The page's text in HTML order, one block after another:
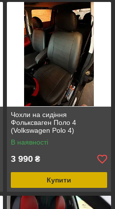
Чохли на сидіння
Фольксваген Поло 4
(Volkswagen Polo 4)
(модельні, окремий
підголовник) Чорно-жовтий
В наявності
3 990 ₴
Купити